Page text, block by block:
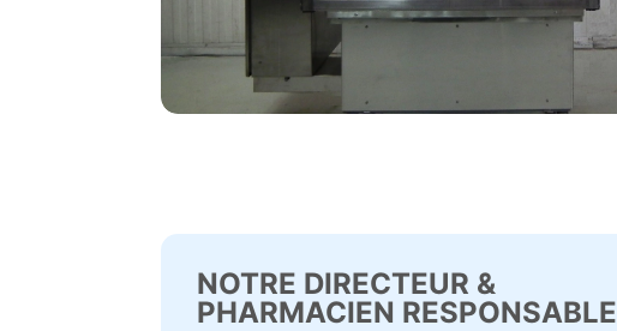
NOTRE DIRECTEUR &
PHARMACIEN RESPONSABLE